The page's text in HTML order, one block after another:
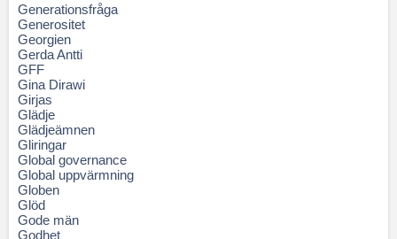
Generationsfråga
Generositet
Georgien
Gerda Antti
GFF
Gina Dirawi
Girjas
Glädje
Glädjeämnen
Gliringar
Global governance
Global uppvärmning
Globen
Glöd
Gode män
Godhet